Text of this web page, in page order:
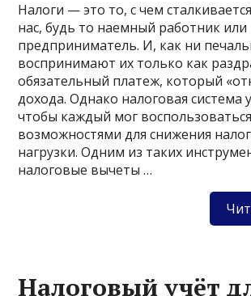
Налоги — это то, с чем
нас, будь то наемный работник или
предприниматель. И, как ни
воспринимают их только как
обязательный платеж, который
дохода. Однако налоговая система
чтобы каждый мог
возможностями для снижения
нагрузки. Одним из таких
налоговые вычеты …
Налоговый учёт